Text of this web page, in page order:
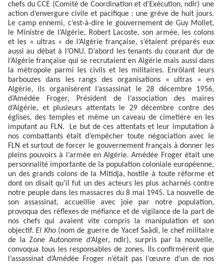
chefs du CCE (Comité de Coordination et d’Exécution, ndlr) une
action d’envergure civile et pacifique : une grève de huit jours.
Le camp ennemi, c’est-à-dire le gouvernement de Guy Mollet,
le Ministre de l’Algérie, Robert Lacoste, son armée, les colons
et les « ultras » de l’Algérie française, s’étaient préparés eux
aussi au débat à l’ONU. D’abord les tenants du courant dur de
l’Algérie française qui se recrutaient en Algérie mais aussi dans
la métropole parmi les civils et les militaires. Enrôlant leurs
barbouzes dans les rangs des organisations « ultras » en
Algérie, ils organisèrent l’assassinat le 28 décembre 1956,
d’Amédée Froger, Président de l’association des maires
d’Algérie, et plusieurs attentats le 29 décembre contre des
églises, des temples et même un caveau de cimetière en les
imputant au FLN.
Le but de ces attentats et leur imputation à
nos combattants était d’empêcher toute négociation avec le
FLN et surtout de forcer le gouvernement français à donner les
pleins pouvoirs à l’armée en Algérie. Amédée Froger était une
personnalité importante de la population coloniale européenne,
un des grands colons de la Mitidja, hostile à toute réforme et
dont on disait qu’il fut un des acteurs les plus acharnés contre
notre peuple dans les massacres du 8 mai 1945. La nouvelle de
son assassinat, accueillie avec joie par notre population,
provoqua des réflexes de méfiance et de vigilance de la part de
nos chefs qui avaient vite compris la manipulation et son
objectif.El Kho(nom de guerre de Yacef Saâdi, le chef militaire
de la Zone Autonome d’Alger, ndlr), surpris par la nouvelle,
convoqua tous les responsables de zones. Ils confirmèrent que
l’assassinat d’Amédée Froger n’était pas l’œuvre d’un de nos